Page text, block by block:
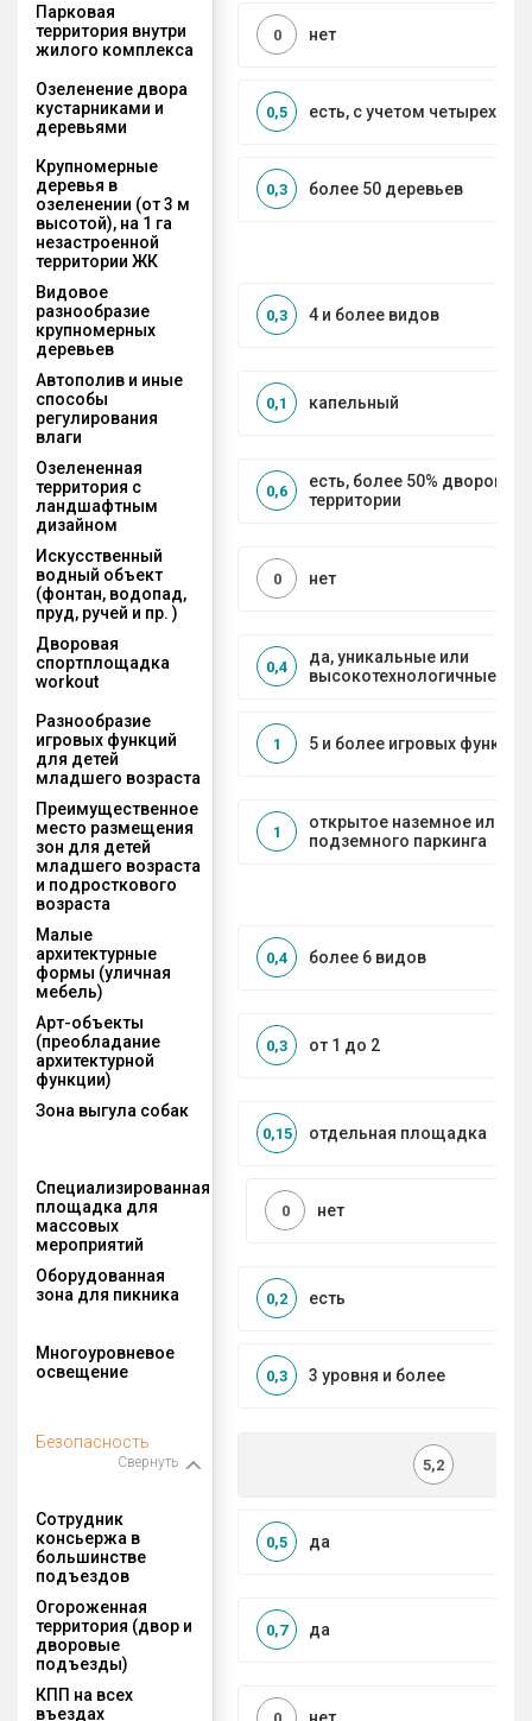
Парковая
территория внутри
жилого комплекса
нет
0
Озеленение двора
кустарниками и
деревьями
есть, с учетом четырех
0,5
Крупномерные
деревья в
озеленении (от 3 м
высотой), на 1 га
незастроенной
территории ЖК
более 50 деревьев
0,3
Видовое
разнообразие
крупномерных
деревьев
4 и более видов
0,3
Автополив и иные
способы
регулирования
влаги
капельный
0,1
Озелененная
территория с
ландшафтным
дизайном
есть, более 50% дворовой
территории
0,6
Искусственный
водный объект
(фонтан, водопад,
пруд, ручей и пр. )
нет
0
Дворовая
спортплощадка
workout
да, уникальные или
высокотехнологичные
0,4
Разнообразие
игровых функций
для детей
младшего возраста
5 и более игровых функций
1
Преимущественное
место размещения
зон для детей
младшего возраста
и подросткового
возраста
открытое наземное или на
подземного паркинга
1
Малые
архитектурные
формы (уличная
мебель)
более 6 видов
0,4
Арт-объекты
(преобладание
архитектурной
функции)
от 1 до 2
0,3
Зона выгула собак
отдельная площадка
0,15
Специализированная
площадка для
массовых
мероприятий
нет
0
Оборудованная
зона для пикника
есть
0,2
Многоуровневое
освещение
3 уровня и более
0,3
Безопасность
Свернуть 5,2
Сотрудник
консьержа в
большинстве
подъездов
да
0,5
Огороженная
территория (двор и
дворовые
подъезды)
да
0,7
КПП на всех
въездах